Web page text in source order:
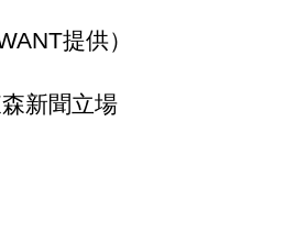
提供）
新聞立場